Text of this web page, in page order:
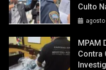
Culto
agosto
MPAM
Contra